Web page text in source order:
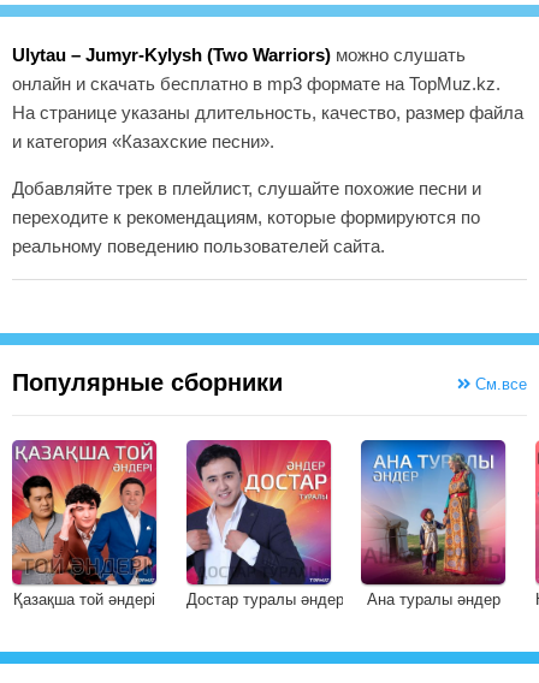
Ulytau – Jumyr-Kylysh (Two Warriors) можно слушать
онлайн и скачать бесплатно в mp3 формате на TopMuz.kz.
На странице указаны длительность, качество, размер файла
и категория «Казахские песни».
Добавляйте трек в плейлист, слушайте похожие песни и
переходите к рекомендациям, которые формируются по
реальному поведению пользователей сайта.
Популярные сборники См.все
Қазақша той әндері Достар туралы әндер Ана туралы әндер